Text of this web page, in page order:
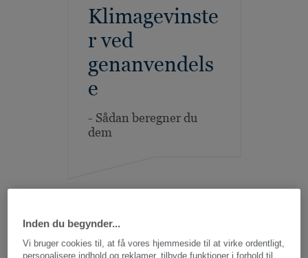
Klimagevinste
r ved
genanvendels
e
- Sådan beregner du
dem
Inden du begynder...
Vi bruger cookies til, at få vores hjemmeside til at virke ordentligt,
personalisere indhold og reklamer, tilbyde funktioner i forhold til